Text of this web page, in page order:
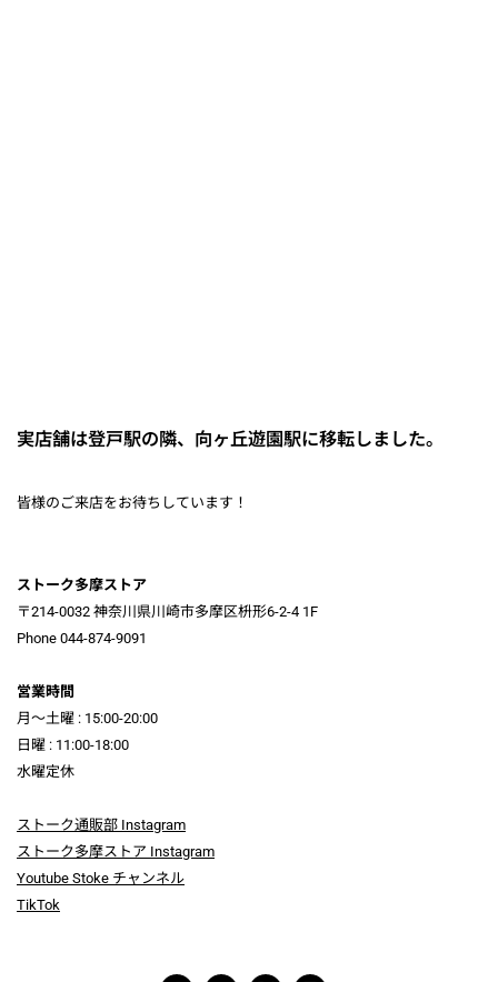
実店舗は登戸駅の隣、向ヶ丘遊園駅に移転しました。
皆様のご来店をお待ちしています！
ストーク多摩ストア
〒214-0032 神奈川県川崎市多摩区枡形6-2-4 1F
Phone 044-874-9091
営業時間
月～土曜 : 15:00-20:00
日曜 : 11:00-18:00
水曜定休
ストーク通販部 Instagram
ストーク多摩ストア Instagram
Youtube Stoke チャンネル
TikTok